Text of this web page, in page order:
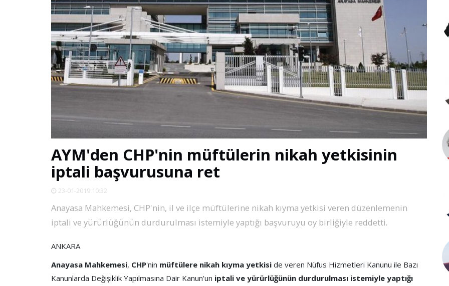
AYM'den CHP'nin müftülerin nikah yetkisinin
iptali başvurusuna ret
23-01-2019 10:32
Anayasa Mahkemesi, CHP'nin, il ve ilçe müftülerine nikah kıyma yetkisi veren düzenlemenin
iptali ve yürürlüğünün durdurulması istemiyle yaptığı başvuruyu oy birliğiyle reddetti.
ANKARA
Anayasa Mahkemesi, CHP'nin müftülere nikah kıyma yetkisi de veren Nüfus Hizmetleri Kanunu ile Bazı
Kanunlarda Değişiklik Yapılmasına Dair Kanun'un iptali ve yürürlüğünün durdurulması istemiyle yaptığı